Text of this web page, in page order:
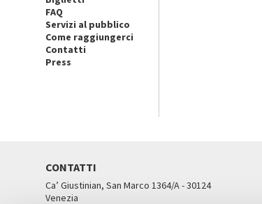
FAQ
Servizi al pubblico
Come raggiungerci
Contatti
Press
CONTATTI
Ca’ Giustinian, San Marco 1364/A - 30124
Venezia